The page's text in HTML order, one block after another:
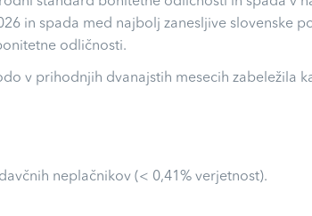
in spada med najbolj zanesljive slovenske
odličnosti.
v prihodnjih dvanajstih mesecih zabeležila
neplačnikov (< 0,41% verjetnost).